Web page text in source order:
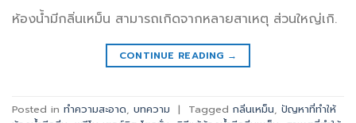
ห้องน้ำมีกลิ่นเหม็น สามารถเกิดจากหลายสาเหตุ ส่วนใหญ่เกิ.
CONTINUE READING →
Posted in ทำความสะอาด, บทความ | Tagged กลิ่นเหม็น, ปัญหาที่ทำให้